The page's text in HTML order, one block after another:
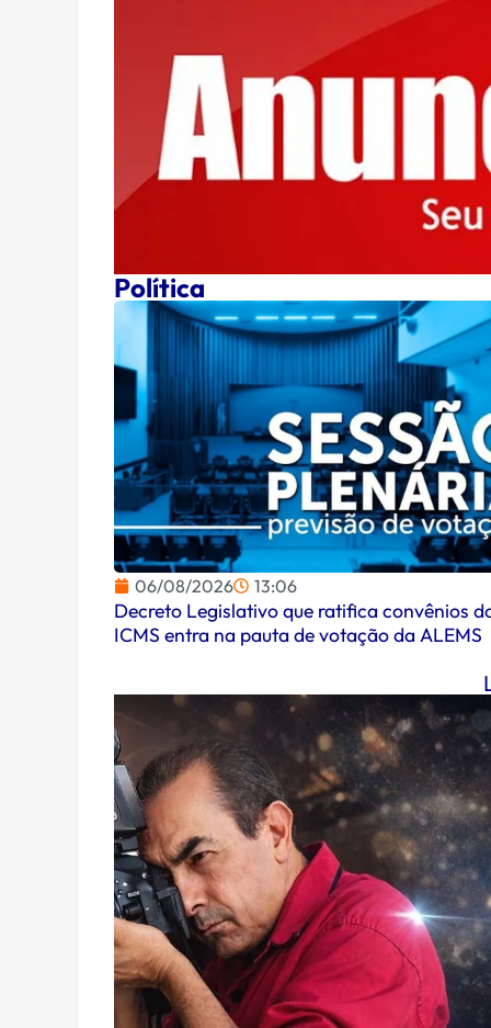
Política
06/08/2026 13:06
Decreto Legislativo que ratifica convênios
ICMS entra na pauta de votação da ALEMS